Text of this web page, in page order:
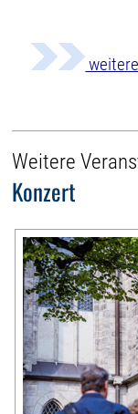
Weitere
Konzert